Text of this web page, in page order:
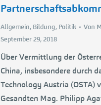
Allgemein, Bildung, Politik Von
September 29, 2018
Über Vermittlung der
China, insbesondere durch
Technology Austria (OSTA)
Gesandten Mag. Philipp